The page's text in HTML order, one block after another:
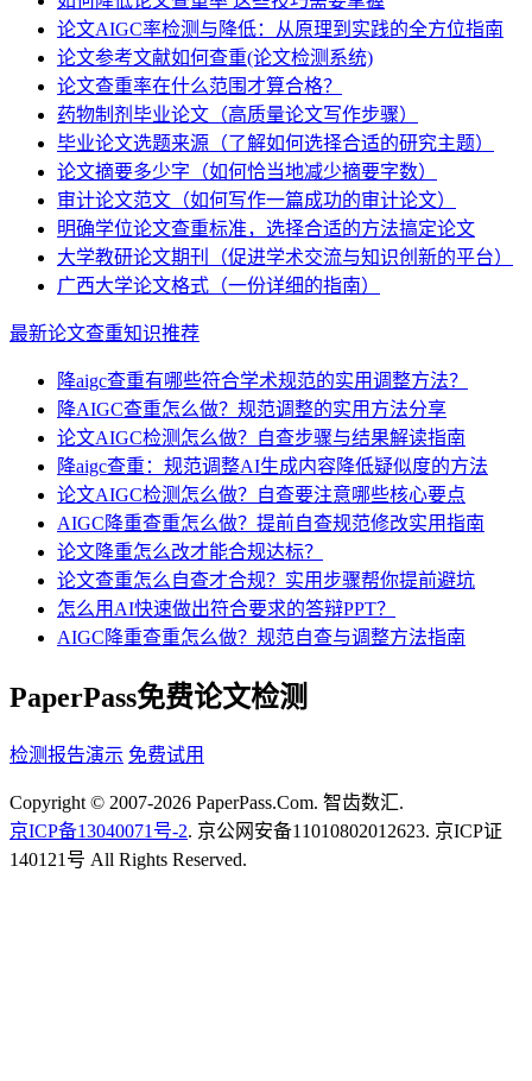
论文AIGC率检测与降低：从原理到实践的全方位指南
论文参考文献如何查重(论文检测系统)
论文查重率在什么范围才算合格？
药物制剂毕业论文（高质量论文写作步骤）
毕业论文选题来源（了解如何选择合适的研究主题）
论文摘要多少字（如何恰当地减少摘要字数）
审计论文范文（如何写作一篇成功的审计论文）
明确学位论文查重标准，选择合适的方法搞定论文
大学教研论文期刊（促进学术交流与知识创新的平台）
广西大学论文格式（一份详细的指南）
最新论文查重知识推荐
降aigc查重有哪些符合学术规范的实用调整方法？
降AIGC查重怎么做？规范调整的实用方法分享
论文AIGC检测怎么做？自查步骤与结果解读指南
降aigc查重：规范调整AI生成内容降低疑似度的方法
论文AIGC检测怎么做？自查要注意哪些核心要点
AIGC降重查重怎么做？提前自查规范修改实用指南
论文降重怎么改才能合规达标？
论文查重怎么自查才合规？实用步骤帮你提前避坑
怎么用AI快速做出符合要求的答辩PPT？
AIGC降重查重怎么做？规范自查与调整方法指南
PaperPass免费论文检测
检测报告演示 免费试用
Copyright © 2007-2026 PaperPass.Com. 智齿数汇.
京ICP备13040071号-2. 京公网安备11010802012623. 京ICP证
140121号 All Rights Reserved.